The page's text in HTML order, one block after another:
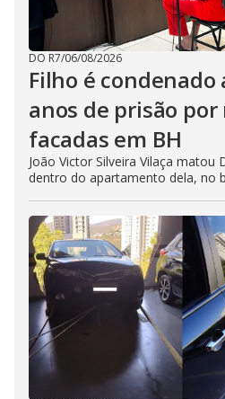
DO R7/06/08/2026
Filho é condenado
anos de prisão
facadas em BH
João Victor Silveira Vilaça matou
dentro do apartamento dela, no